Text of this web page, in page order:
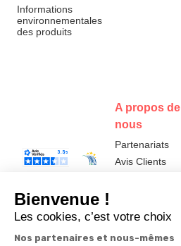
Informations
environnementales
des produits
A propos de
nous
Partenariats
Avis Clients
Données
personnelles et
Paramétrer
les cookies
légales